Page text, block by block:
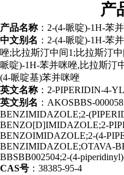
产
产品名称：2-(4-哌啶)-1H-苯
中文别名 ：2-(4-哌啶)-1H-苯
唑;比拉斯汀中间1;比拉斯汀
哌啶)-1H-苯并咪唑,比拉斯汀
(4-哌啶基)苯并咪唑
英文名称：2-PIPERIDIN-4-
英文别名 ：AKOSBBS-
BENZIMIDAZOLE;2-
BENZO[D]IMIDAZOLE;2-
BENZOIMIDAZOLE;2-(4-
BENZIMIDAZOLE;OTAVA-
BBSBB002504;2-(4-
CAS号 ：38385-95-4